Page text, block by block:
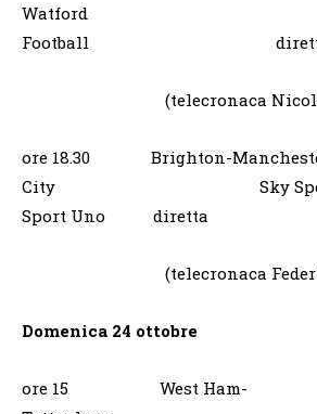
Watford Sky
Football
(telecronaca Nicola
ore 18.30 Brighton-
City Sky Sport
Sport Uno diretta
(telecronaca Federico
Domenica 24 ottobre
ore 15 West Ham-